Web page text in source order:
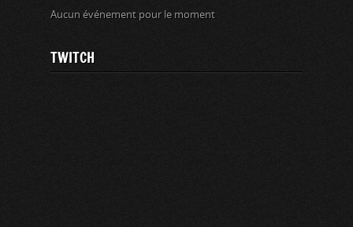
Aucun événement pour le moment
TWITCH